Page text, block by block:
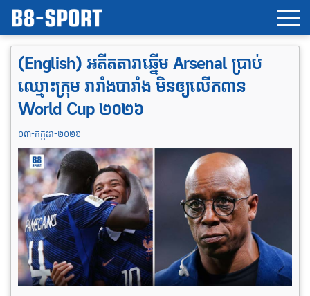
(English) អតីតតារាឆ្នើម Arsenal ប្រាប់
ឈ្មោះក្រុម រារាំងបារាំង មិនឲ្យលើកពាន
World Cup ២០២៦
០៣-កក្កដា-២០២៦